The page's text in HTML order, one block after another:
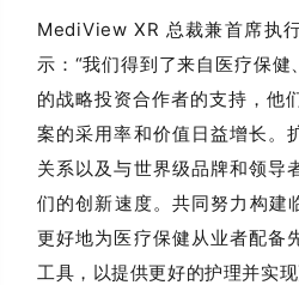
MediView XR 总裁兼首席执
示：“我们得到了来自医疗保
的战略投资合作者的支持，他
案的采用率和价值日益增长。
关系以及与世界级品牌和领导
们的创新速度。共同努力构建
更好地为医疗保健从业者配备
工具，以提供更好的护理并实